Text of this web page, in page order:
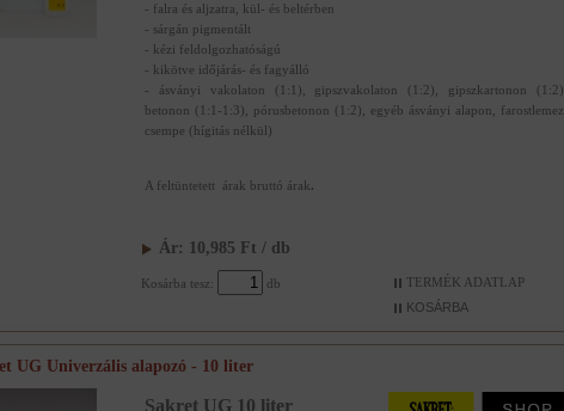
- falra és aljzatra, kül- és beltérben
- sárgán pigmentált
- kézi feldolgozhatóságú
- kikötve időjárás- és fagyálló
- ásványi vakolaton (1:1), gipszvakolaton (1:2), gipszkartonon (1:2),
betonon (1:1-1:3), pórusbetonon (1:2), egyéb ásványi alapon, farostlemez,
csempe (hígitás nélkül)
A feltüntetett árak bruttó árak .
Ár: 10,985 Ft / db
Kosárba tesz: db TERMÉK ADATLAP
UG Univerzális alapozó - 10 liter
Sakret UG 10 liter